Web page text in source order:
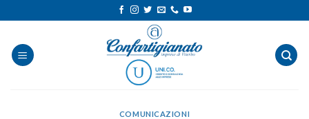
ai
contenuti
COMUNICAZIONI